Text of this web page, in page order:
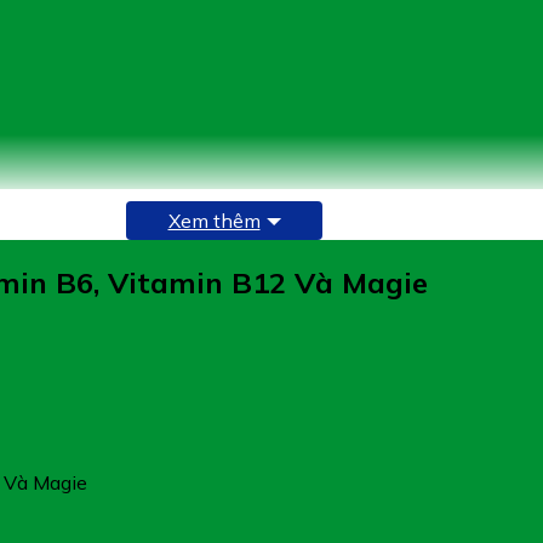
cellulose, dicanxi phosphat, hydroxypropyl methyl
Xem thêm
B6, Vitamin B12 Và Magie
Magie